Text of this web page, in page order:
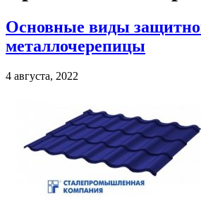
Основные виды
металлочерепицы
4 августа, 2022